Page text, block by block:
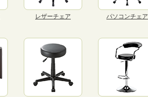
レザーチェア パソコンチェア